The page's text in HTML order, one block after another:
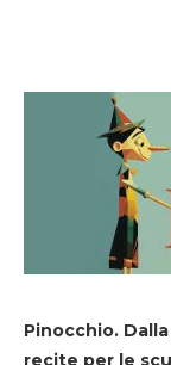
Pinocchio.
recite per le